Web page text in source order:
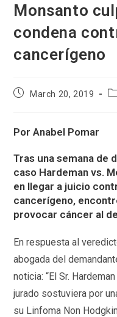
Monsanto
condena
cancerígeno
PostMarch 20, 2019
Por Anabel Pomar
Tras una semana de
caso Hardeman vs.
en llegar a juicio
cancerígeno,
provocar cáncer al
En respuesta al
abogada del
noticia: “El Sr.
jurado sostuviera por
su Linfoma Non